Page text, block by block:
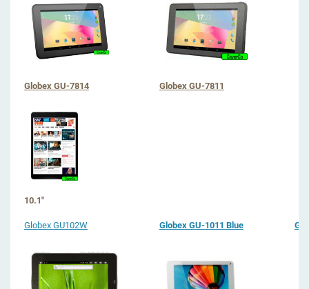
Globex GU-7814 Globex GU-7811
10.1"
Globex GU102W Globex GU-1011 Blue